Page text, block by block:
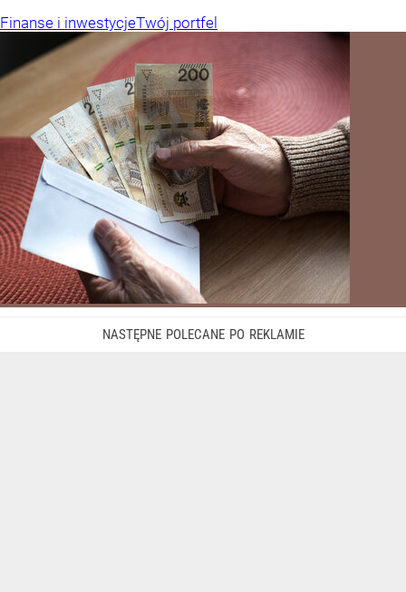
Finanse i inwestycjeTwój portfel